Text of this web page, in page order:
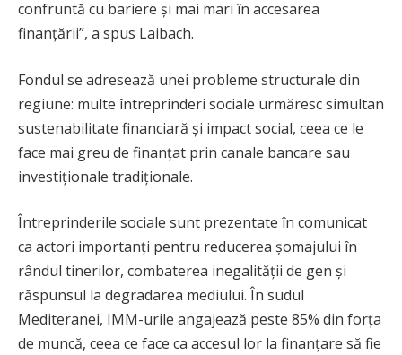
confruntă cu bariere și mai mari în accesarea
finanțării”, a spus Laibach.
Fondul se adresează unei probleme structurale din
regiune: multe întreprinderi sociale urmăresc simultan
sustenabilitate financiară și impact social, ceea ce le
face mai greu de finanțat prin canale bancare sau
investiționale tradiționale.
Întreprinderile sociale sunt prezentate în comunicat
ca actori importanți pentru reducerea șomajului în
rândul tinerilor, combaterea inegalității de gen și
răspunsul la degradarea mediului. În sudul
Mediteranei, IMM-urile angajează peste 85% din forța
de muncă, ceea ce face ca accesul lor la finanțare să fie